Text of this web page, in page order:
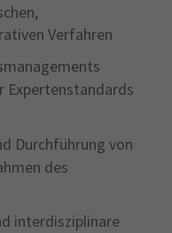
Verfahren
Expertenstandards
Durchführung von
des
interdisziplinare